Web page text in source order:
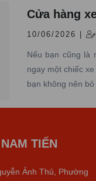
Cửa hàng
10/06/2026 |
Nếu bạn cũng là
ngay một chiếc
bạn không nên bỏ
TIẾN
Ảnh Thủ, Phường